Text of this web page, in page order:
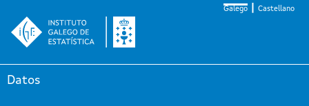
Galego Castellano
Datos